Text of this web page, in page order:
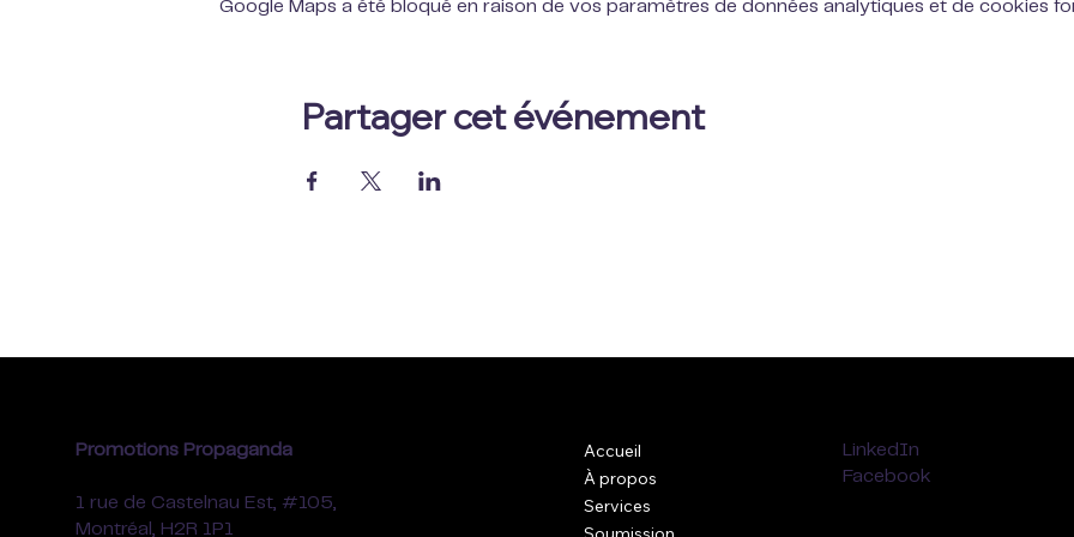
Google Maps a été bloqué en raison de vos paramètres de données analytiques et de cookies
Partager cet événement
Promotions Propaganda
1 rue de Castelnau Est, #105,
Montréal, H2R 1P1
Accueil
À propos
Services
LinkedIn
Facebook